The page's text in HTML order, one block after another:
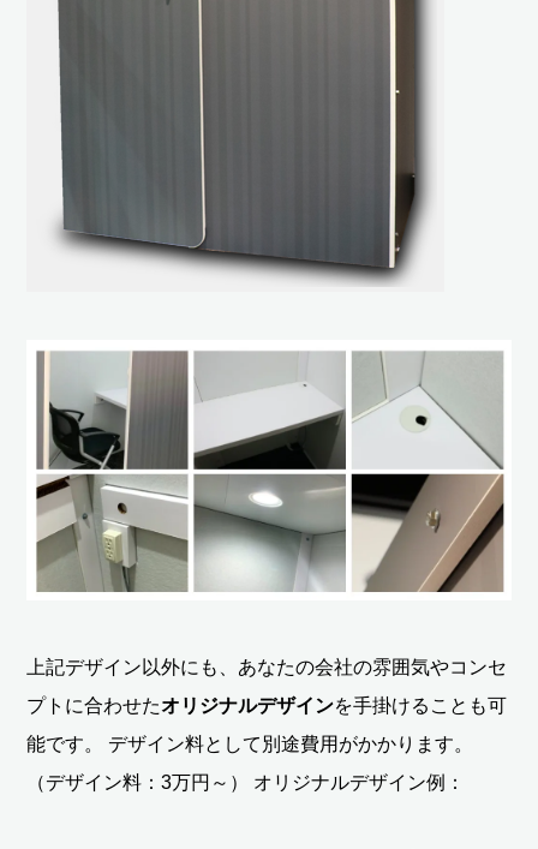
上記デザイン以外にも、あなたの会社の雰囲気やコンセ
プトに合わせたオリジナルデザインを手掛けることも可
能です。 デザイン料として別途費用がかかります。
（デザイン料：3万円～） オリジナルデザイン例：